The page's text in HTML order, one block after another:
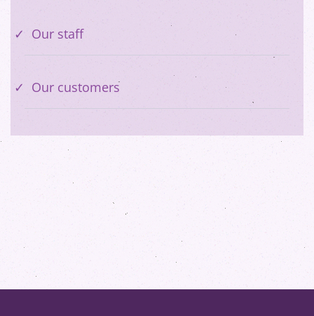
Our staff
Our customers